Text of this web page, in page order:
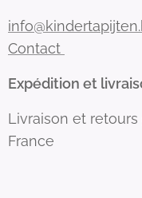
Contact
Expédition et
Livraison et retours
France